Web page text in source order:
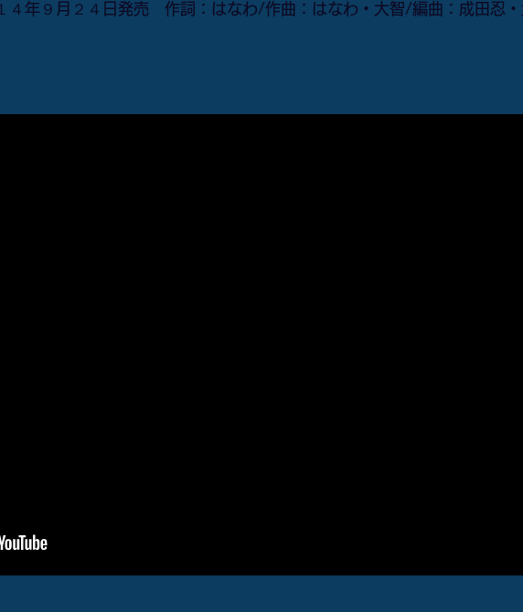
年９月２４日発売 作詞：はなわ/作曲：はなわ・大智/編曲：成田忍・